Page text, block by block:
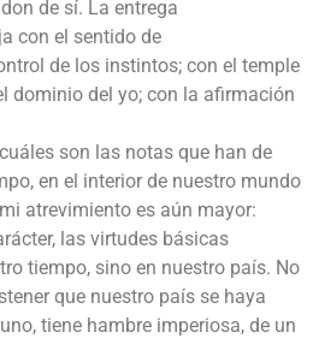
de sí. La entrega
con el sentido de
de los instintos; con el temple
dominio del yo; con la afirmación
son las notas que han de
en el interior de nuestro mundo
atrevimiento es aún mayor:
las virtudes básicas
tiempo, sino en nuestro país. No
que nuestro país se haya
tiene hambre imperiosa, de un